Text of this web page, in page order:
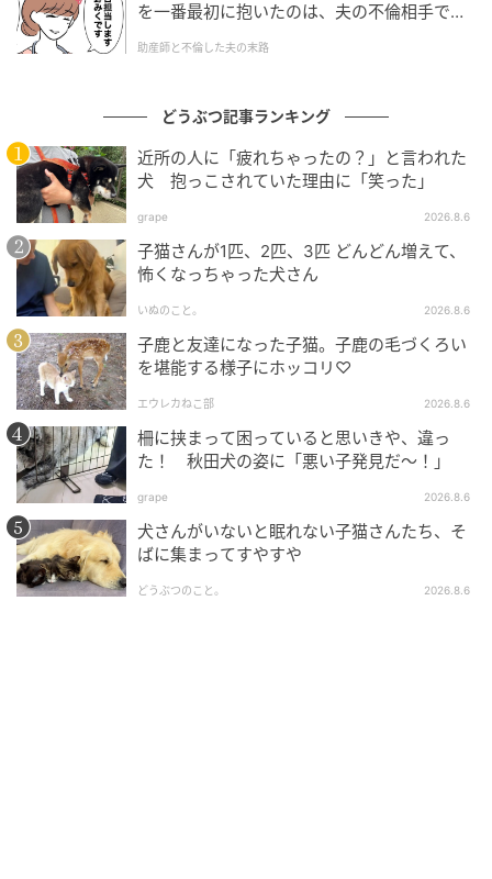
を一番最初に抱いたのは、夫の不倫相手でし
助産師と不倫した夫の末路
どうぶつ記事ランキング
近所の人に「疲れちゃったの？」と言われた
犬 抱っこされていた理由に「笑った」
grape 2026.8.6
子猫さんが1匹、2匹、3匹 どんどん増えて、
怖くなっちゃった犬さん
いぬのこと。 2026.8.6
子鹿と友達になった子猫。子鹿の毛づくろい
を堪能する様子にホッコリ♡
エウレカねこ部 2026.8.6
柵に挟まって困っていると思いきや、違っ
た！ 秋田犬の姿に「悪い子発見だ～！」
grape 2026.8.6
犬さんがいないと眠れない子猫さんたち、そ
ばに集まってすやすや
どうぶつのこと。 2026.8.6